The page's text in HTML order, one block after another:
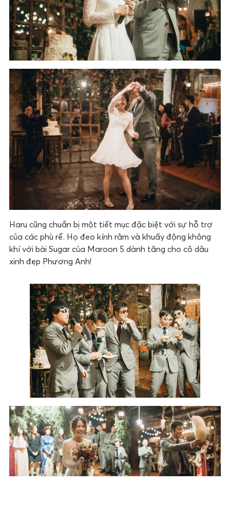
Haru cũng chuẩn bị một tiết mục đặc biệt với sự hỗ trợ
của các phù rể. Họ đeo kính râm và khuấy động không
khí với bài Sugar của Maroon 5 dành tăng cho cô dâu
xinh đẹp Phương Anh!